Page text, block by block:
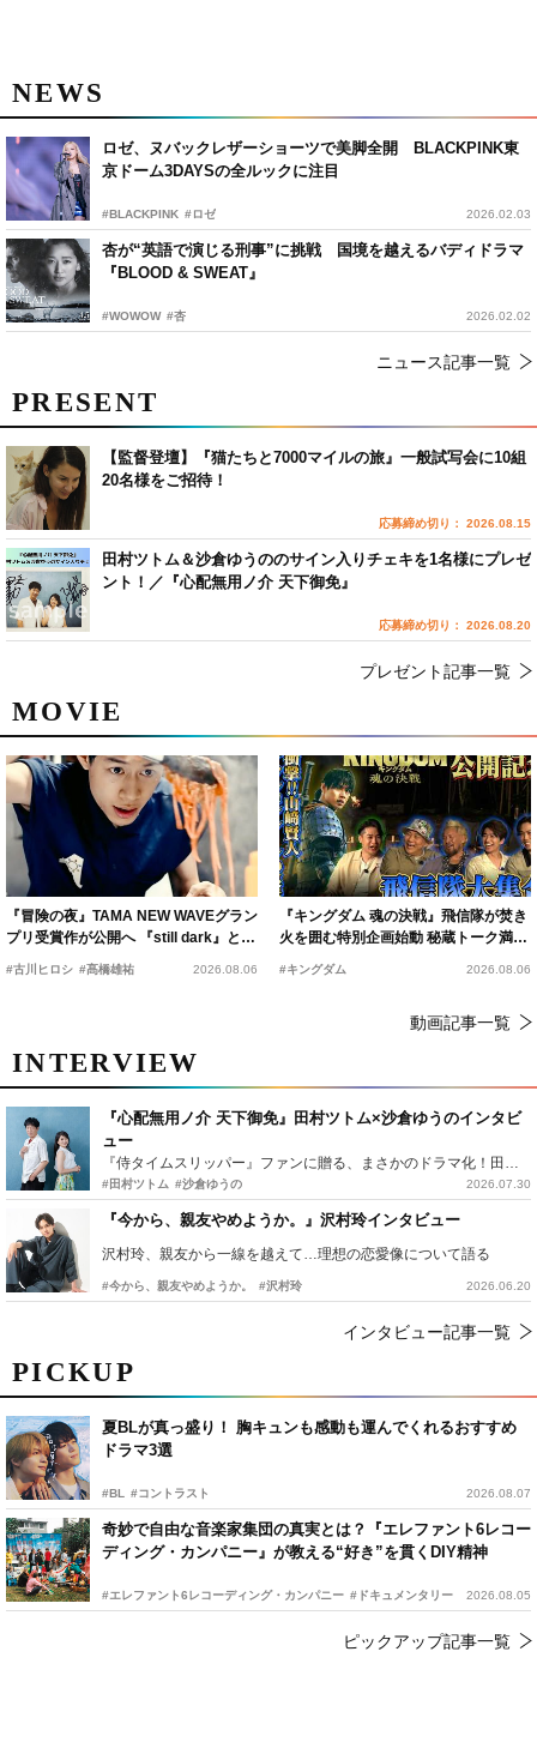
NEWS
ロゼ、ヌバックレザーショーツで美脚全開 BLACKPINK東
京ドーム3DAYSの全ルックに注目
#BLACKPINK #ロゼ 2026.02.03
杏が“英語で演じる刑事”に挑戦 国境を越えるバディドラマ
『BLOOD & SWEAT』
#WOWOW #杏 2026.02.02
ニュース記事一覧
PICKUP
夏BLが真っ盛り！ 胸キュンも感動も運んでくれるおすすめ
ドラマ3選
#BL #コントラスト 2026.08.07
奇妙で自由な音楽家集団の真実とは？『エレファント6レコー
ディング・カンパニー』が教える“好き”を貫くDIY精神
#エレファント6レコーディング・カンパニー #ドキュメンタリー 2026.08.05
ピックアップ記事一覧
MOVIE
『冒険の夜』TAMA NEW WAVEグラン
プリ受賞作が公開へ 『still dark』と同
#古川ヒロシ #髙橋雄祐 2026.08.06
『キングダム 魂の決戦』飛信隊が焚き
火を囲む特別企画始動 秘蔵トーク満載
#キングダム 2026.08.06
動画記事一覧
INTERVIEW
『心配無用ノ介 天下御免』田村ツトム×沙倉ゆうのインタビ
ュー
『侍タイムスリッパー』ファンに贈る、まさかのドラマ化！田村ツトム×沙倉ゆうのが語る『心配無用ノ介』撮影秘話
#田村ツトム #沙倉ゆうの 2026.07.30
『今から、親友やめようか。』沢村玲インタビュー
沢村玲、親友から一線を越えて…理想の恋愛像について語る
#今から、親友やめようか。 #沢村玲 2026.06.20
インタビュー記事一覧
PRESENT
【監督登壇】『猫たちと7000マイルの旅』一般試写会に10組
20名様をご招待！
応募締め切り： 2026.08.15
田村ツトム＆沙倉ゆうののサイン入りチェキを1名様にプレゼ
ント！／『心配無用ノ介 天下御免』
応募締め切り： 2026.08.20
プレゼント記事一覧